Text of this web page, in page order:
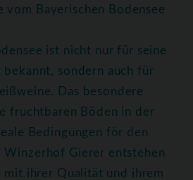
vom Bayerischen Bodensee
ist nicht nur für seine
bekannt, sondern auch für
Das besondere
fruchtbaren Böden in der
Bedingungen för den
Winzerhof Gierer entstehen
mit ihrer Qualität und ihrem